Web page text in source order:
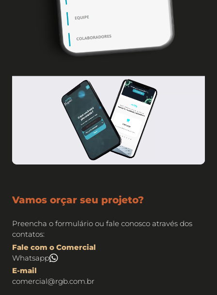
Vamos orçar seu projeto?
Preencha o formulário ou fale conosco através dos
contatos:
Fale com o Comercial
Whatsapp
E-mail
comercial@rgb.com.br